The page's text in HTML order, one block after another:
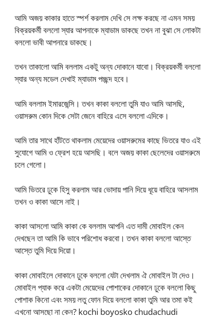
আমি অজয় কাকার হাতে স্পর্শ করলাম দেখি সে লক্ষ করছে না এমন সময়
বিক্রয়কর্মী বললো স্যার আপনাকে ম্যাডাম ডাকছে তখন না বুঝা সে লোকটা
বললো ভাবী আপনারে ডাকছে।
তখন তাকালো আমি বললাম একটু অন্য দোকানে যাবো। বিক্রয়কর্মী বললো
স্যার অন্য মডেল দেখাই ম্যাডাম পচ্ছন্দ হবে।
আমি বললাম ইমারজেন্সি। তখন কাকা বললো তুমি যাও আমি আসছি,
ওয়াসরুম কোন দিকে সেটা জেনে বাহিরে এসে বললো এদিকে।
আমি তার সাথে হাঁটতে থাকলাম মেয়েদের ওয়াসরুমের কাছে ভিতরে যাও এই
সুযোগে আমি ও ফ্রেশ হয়ে আসছি। বলে অজয় কাকা ছেলেদের ওয়াসরুমে
চলে গেলো।
আমি ভিতরে ঢুকে হিসু করলাম আর ভোদায় পানি দিয়ে ধূয়ে বাহিরে আসলাম
তখন ও কাকা আসে নাই।
কাকা আসলো আমি কাকা কে বললাম আপনি এত দামী মোবাইল কেন
দেখছেন তা আমি কি ভাবে পরিশোধ করবো। তখন কাকা বললো আস্তে
আস্তে তুমি দিয়ে দিয়ো।
কাকা মোবাইলে দোকানে ঢুকে বললো যেটা দেখলাম ঐ মোবাইল টা দেও।
মোবাইল প্যাক করে একটা মেয়েদের পোশাকের দোকানে ঢুকে বললো কিছু
পোশাক কিনো এবং সময় লতু ফোন দিয়ে বললো কাকা তুমি আর তমা কই
এখনো আসছো না কেন? kochi boyosko chudachudi